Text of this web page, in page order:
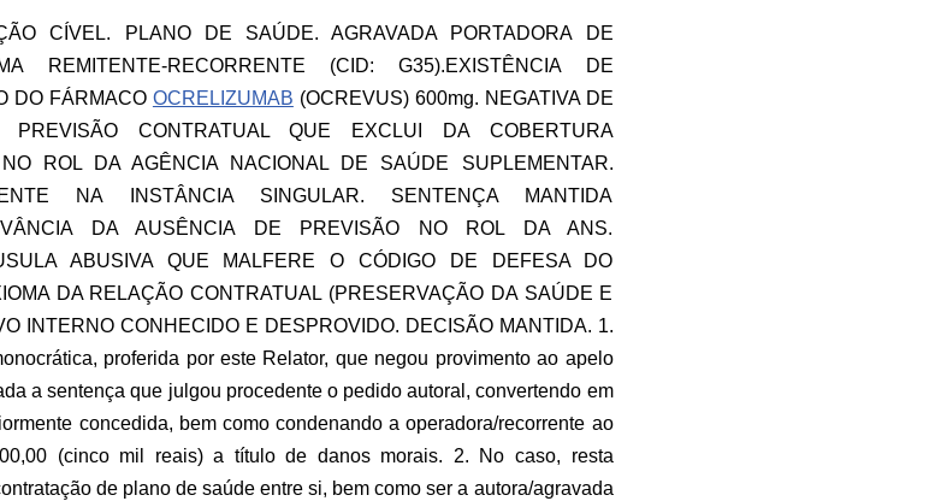
CÍVEL. PLANO DE SAÚDE. AGRAVADA PORTADORA DE
REMITENTE-RECORRENTE (CID: G35).EXISTÊNCIA DE
DO FÁRMACO OCRELIZUMAB (OCREVUS) 600mg. NEGATIVA DE
PREVISÃO CONTRATUAL QUE EXCLUI DA COBERTURA
ROL DA AGÊNCIA NACIONAL DE SAÚDE SUPLEMENTAR.
NA INSTÂNCIA SINGULAR. SENTENÇA MANTIDA
DA AUSÊNCIA DE PREVISÃO NO ROL DA ANS.
ABUSIVA QUE MALFERE O CÓDIGO DE DEFESA DO
DA RELAÇÃO CONTRATUAL (PRESERVAÇÃO DA SAÚDE E
INTERNO CONHECIDO E DESPROVIDO. DECISÃO MANTIDA. 1.
proferida por este Relator, que negou provimento ao apelo
a sentença que julgou procedente o pedido autoral, convertendo em
concedida, bem como condenando a operadora/recorrente ao
(cinco mil reais) a título de danos morais. 2. No caso, resta
de plano de saúde entre si, bem como ser a autora/agravada